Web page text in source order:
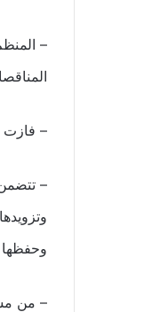
–
– فازت
– تتضمن
وحفظها
– من